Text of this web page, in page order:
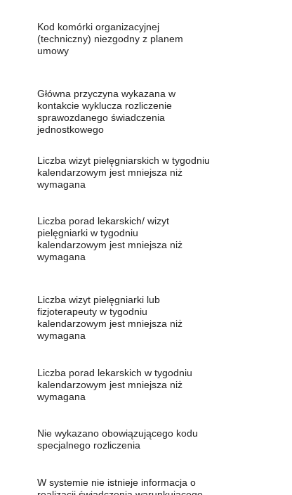
Kod komórki organizacyjnej
(techniczny) niezgodny z planem
umowy
Główna przyczyna wykazana w
kontakcie wyklucza rozliczenie
sprawozdanego świadczenia
jednostkowego
Liczba wizyt pielęgniarskich w tygodniu
kalendarzowym jest mniejsza niż
wymagana
Liczba porad lekarskich/ wizyt
pielęgniarki w tygodniu
kalendarzowym jest mniejsza niż
wymagana
Liczba wizyt pielęgniarki lub
fizjoterapeuty w tygodniu
kalendarzowym jest mniejsza niż
wymagana
Liczba porad lekarskich w tygodniu
kalendarzowym jest mniejsza niż
wymagana
Nie wykazano obowiązującego kodu
specjalnego rozliczenia
W systemie nie istnieje informacja o